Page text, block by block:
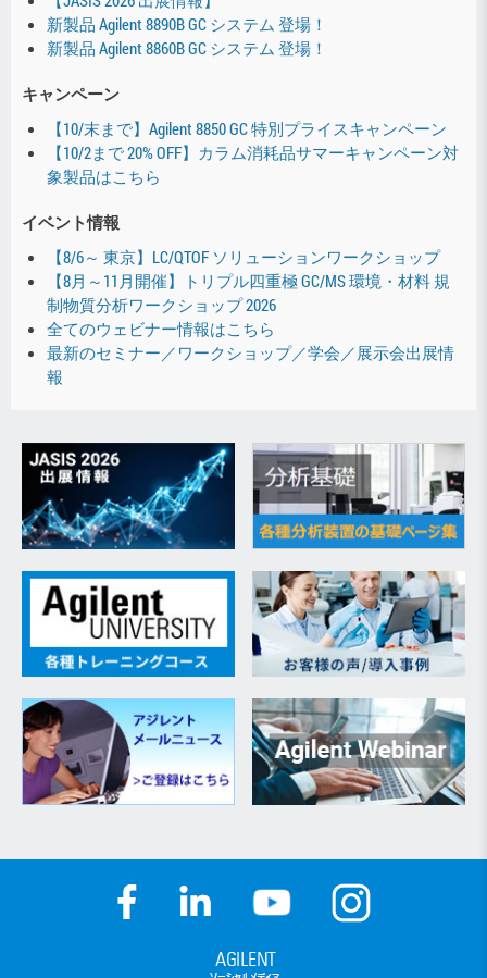
新製品 Agilent 8890B GC システム 登場！
新製品 Agilent 8860B GC システム 登場！
キャンペーン
【10/末まで】Agilent 8850 GC 特別プライスキャンペーン
【10/2まで 20% OFF】カラム消耗品サマーキャンペーン対
象製品はこちら
イベント情報
【8/6～ 東京】LC/QTOF ソリューションワークショップ
【8月～11月開催】トリプル四重極 GC/MS 環境・材料 規
制物質分析ワークショップ 2026
全てのウェビナー情報はこちら
最新のセミナー／ワークショップ／学会／展示会出展情
報